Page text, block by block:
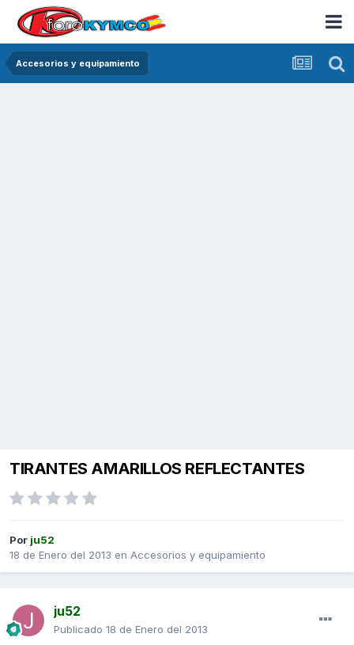
Accesorios y equipamiento
TIRANTES AMARILLOS REFLECTANTES
Por ju52
18 de Enero del 2013 en Accesorios y equipamiento
ju52
Publicado 18 de Enero del 2013